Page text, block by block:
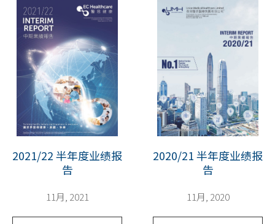
2021/22 半年度业绩报
告
11月, 2021
2020/21 半年度业绩报
告
11月, 2020